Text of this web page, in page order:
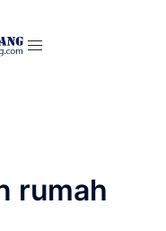
rumah